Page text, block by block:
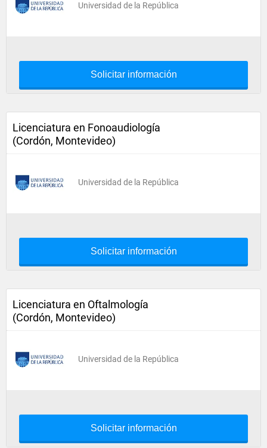
Universidad de la República
Solicitar información
Licenciatura en Fonoaudiología
(Cordón, Montevideo)
Universidad de la República
Solicitar información
Licenciatura en Oftalmología
(Cordón, Montevideo)
Universidad de la República
Solicitar información